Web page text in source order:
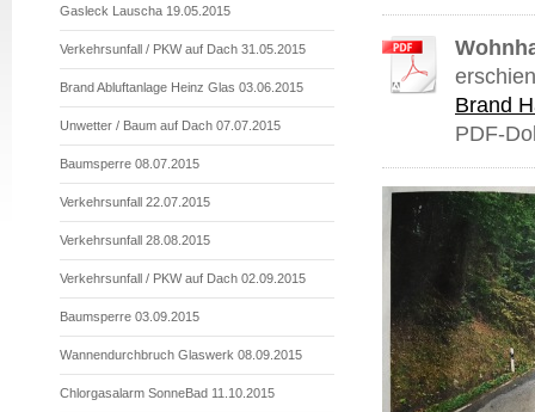
Gasleck Lauscha 19.05.2015
Verkehrsunfall / PKW auf Dach 31.05.2015
Brand Abluftanlage Heinz Glas 03.06.2015
Unwetter / Baum auf Dach 07.07.2015
Baumsperre 08.07.2015
Verkehrsunfall 22.07.2015
Verkehrsunfall 28.08.2015
Verkehrsunfall / PKW auf Dach 02.09.2015
Baumsperre 03.09.2015
Wannendurchbruch Glaswerk 08.09.2015
Chlorgasalarm SonneBad 11.10.2015
Brand
PDF-